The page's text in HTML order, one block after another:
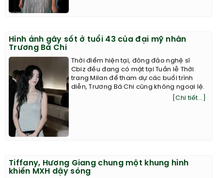
Hình ảnh gây sốt ở tuổi 43 của đại mỹ nhân
Trương Bá Chi
Thời điểm hiện tại, đông đảo nghệ sĩ
Cbiz đều đang có mặt tại Tuần lễ Thời
trang Milan để tham dự các buổi trình
diễn, Trương Bá Chi cũng không ngoại lệ.
[Chi tiết...]
Tiffany, Hương Giang chung một khung hình
khiến MXH dậy sóng